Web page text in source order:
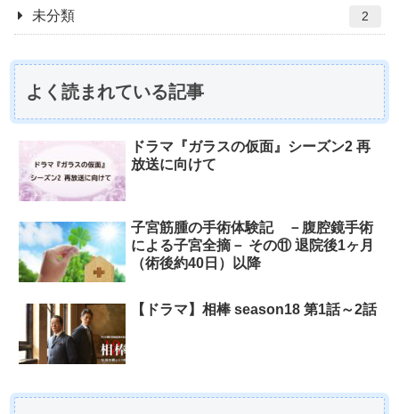
未分類 2
よく読まれている記事
ドラマ『ガラスの仮面』シーズン2 再
放送に向けて
子宮筋腫の手術体験記 －腹腔鏡手術
による子宮全摘－ その⑪ 退院後1ヶ月
（術後約40日）以降
【ドラマ】相棒 season18 第1話～2話